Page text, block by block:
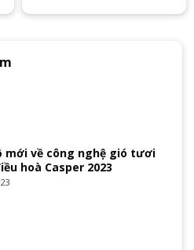
mới về công nghệ gió tươi
hoà Casper 2023